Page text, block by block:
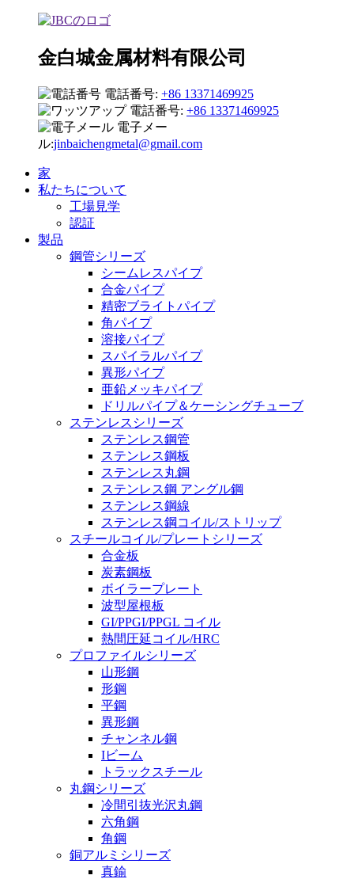
金白城金属材料有限公司
電話番号: +86 13371469925
電話番号: +86 13371469925
電子メー
ル:jinbaichengmetal@gmail.com
家
私たちについて
工場見学
認証
製品
鋼管シリーズ
シームレスパイプ
合金パイプ
精密ブライトパイプ
角パイプ
溶接パイプ
スパイラルパイプ
異形パイプ
亜鉛メッキパイプ
ドリルパイプ＆ケーシングチューブ
ステンレスシリーズ
ステンレス鋼管
ステンレス鋼板
ステンレス丸鋼
ステンレス鋼 アングル鋼
ステンレス鋼線
ステンレス鋼コイル/ストリップ
スチールコイル/プレートシリーズ
合金板
炭素鋼板
ボイラープレート
波型屋根板
GI/PPGI/PPGL コイル
熱間圧延コイル/HRC
プロファイルシリーズ
山形鋼
形鋼
平鋼
異形鋼
チャンネル鋼
Iビーム
トラックスチール
丸鋼シリーズ
冷間引抜光沢丸鋼
六角鋼
角鋼
銅アルミシリーズ
真鍮